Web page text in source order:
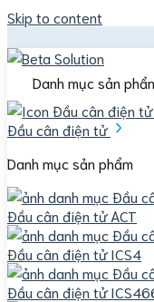
Skip to content
Beta
Danh mục sản
Đầu cân điện tử
Danh mục sản phẩm
Đầu cân điện tử ACT
Đầu cân điện tử ICS4
Đầu cân điện tử